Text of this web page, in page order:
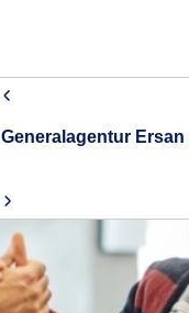
Generalagentur